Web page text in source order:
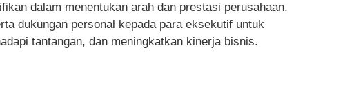
dalam menentukan arah dan prestasi perusahaan.
dukungan personal kepada para eksekutif untuk
tantangan, dan meningkatkan kinerja bisnis.